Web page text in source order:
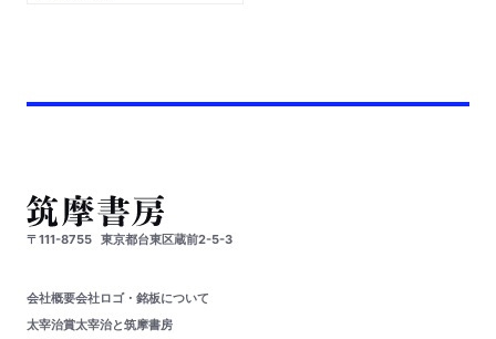
〒111-8755 東京都台東区蔵前2-5-3
会社概要会社ロゴ・銘板について
太宰治賞太宰治と筑摩書房